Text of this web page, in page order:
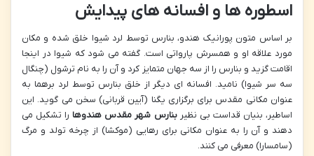
اسطوره ها و افسانه های پیدایش
بر اساس متون پورانیک هندو، بنارس توسط لرد شیوا خلق شده و مکان
مورد علاقه او و همسرش پارواتی است. گفته می شود که شیوا در اینجا
اقامت گزید و بنارس را از سه جهان متمایز کرد و آن را به نام ترشول (چنگال
سه سر شیوا) نامید. افسانه ای دیگر از خلق بنارس توسط لرد برهما به
عنوان مکانی مقدس برای برگزاری یگنا (آیین قربانی) سخن می گوید. این
اساطیر، بنیان قداست بی نظیربنارس شهر مقدس هندوها را تشکیل می
دهند و آن را به عنوان مکانی برای رهایی (موکشا) از چرخه تولد و مرگ
(سامسارا) معرفی می کنند.